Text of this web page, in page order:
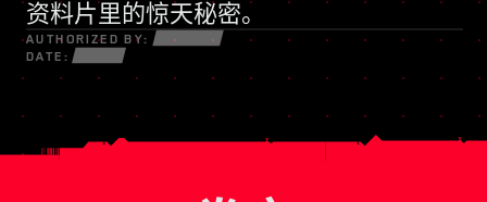
资料片里的惊天秘密。
AUTHORIZED BY:
DATE: